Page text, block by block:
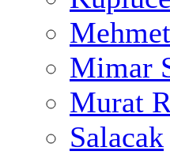
Mimar
Murat
Salacak